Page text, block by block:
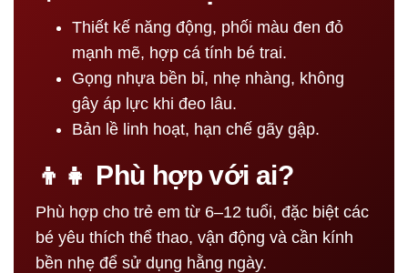
Thiết kế năng động, phối màu đen đỏ
mạnh mẽ, hợp cá tính bé trai.
Gọng nhựa bền bỉ, nhẹ nhàng, không
gây áp lực khi đeo lâu.
Bản lề linh hoạt, hạn chế gãy gập.
👦👧 Phù hợp với ai?
Phù hợp cho trẻ em từ 6–12 tuổi, đặc biệt các
bé yêu thích thể thao, vận động và cần kính
bền nhẹ để sử dụng hằng ngày.